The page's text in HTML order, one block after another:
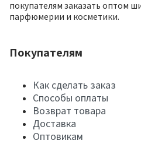
покупателям заказать оптом
парфюмерии и косметики.
Покупателям
Как сделать заказ
Способы оплаты
Возврат товара
Доставка
Оптовикам